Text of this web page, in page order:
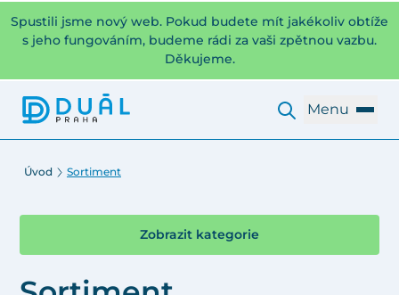
Spustili jsme nový web. Pokud budete mít jakékoliv obtíže
s jeho fungováním, budeme rádi za vaši zpětnou vazbu.
Děkujeme.
Menu
Úvod Sortiment
Zobrazit kategorie